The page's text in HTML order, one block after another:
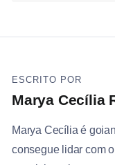
ESCRITO POR
Marya Cecília
Marya Cecília é
consegue lidar com